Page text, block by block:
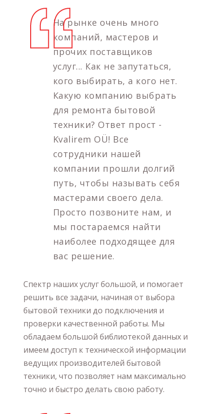
На рынке очень много
компаний, мастеров и
прочих поставщиков
услуг... Как не запутаться,
кого выбирать, а кого нет.
Какую компанию выбрать
для ремонта бытовой
техники? Ответ прост -
Kvalirem OÜ! Все
сотрудники нашей
компании прошли долгий
путь, чтобы называть себя
мастерами своего дела.
Просто позвоните нам, и
мы постараемся найти
наиболее подходящее для
вас решение.
Спектр наших услуг большой, и помогает
решить все задачи, начиная от выбора
бытовой техники до подключения и
проверки качественной работы. Мы
обладаем большой библиотекой данных и
имеем доступ к технической информации
ведущих производителей бытовой
техники, что позволяет нам максимально
точно и быстро делать свою работу.